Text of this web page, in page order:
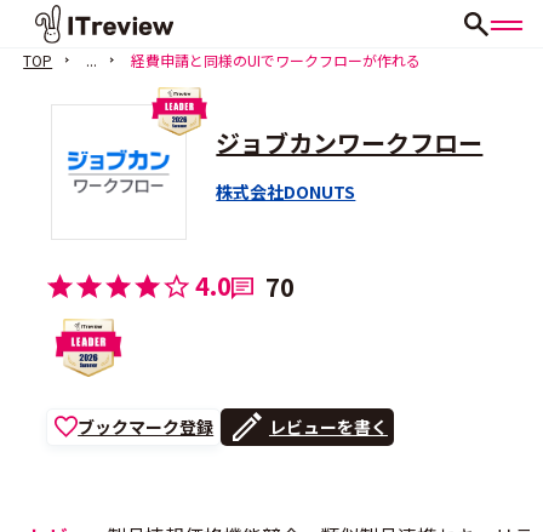
TOP ... 経費申請と同様のUIでワークフローが作れる
ジョブカンワークフロー
株式会社DONUTS
4.0 70
ブックマーク登録 レビューを書く